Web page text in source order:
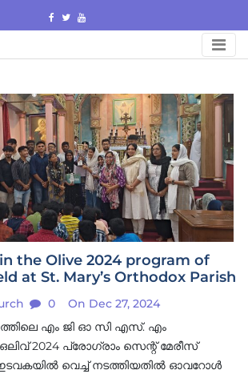
the Olive 2024 program of
at St. Mary’s Orthodox Parish
0
On Dec 27, 2024
എം ജി ഓ സി എസ്. എം
2024 പ്രോഗ്രാം സെന്റ് മേരീസ്‌
വെച്ച് നടത്തിയതിൽ ഓവറോൾ